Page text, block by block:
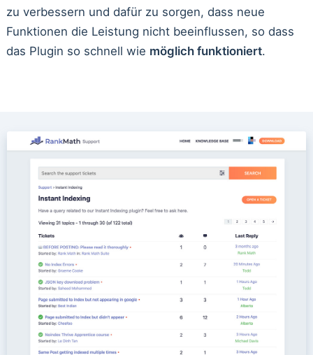
zu verbessern und dafür zu sorgen, dass neue
Funktionen die Leistung nicht beeinflussen, so dass
das Plugin so schnell wie möglich funktioniert.